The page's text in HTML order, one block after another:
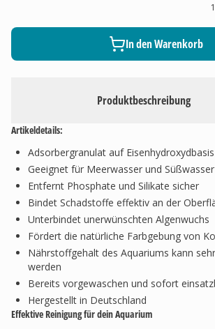
Produktbeschreibung
Artikeldetails:
Adsorbergranulat auf Eisenhydroxydbasis
Geeignet für Meerwasser und Süßwasser
Entfernt Phosphate und Silikate sicher
Bindet Schadstoffe effektiv an der
Unterbindet unerwünschten Algenwuchs
Fördert die natürliche Farbgebung von
Nährstoffgehalt des Aquariums kann
werden
Bereits vorgewaschen und sofort
Hergestellt in Deutschland
Effektive Reinigung für dein Aquarium
In den Warenkorb